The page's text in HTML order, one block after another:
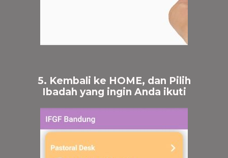
5. Kembali ke HOME, dan Pilih
Ibadah yang ingin Anda ikuti